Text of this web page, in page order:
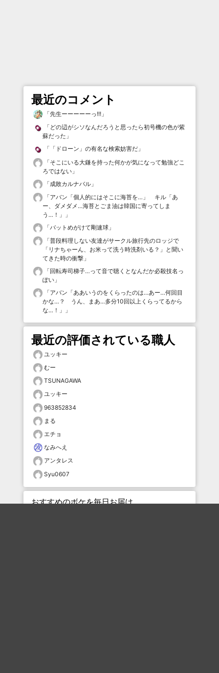
最近のコメント
「先生ーーーーーっ!!! 」
「 どの辺がシソなんだろうと思ったら初号機の色が紫
蘇だった 」
「 「ドローン」の有名な検索妨害だ 」
「そこにいる大鎌を持った何かが気になって勉強どこ
ろではない 」
「成敗カルナバル 」
「アバン「個人的にはそこに海苔を…」 キル「あ
ー、ダメダメ…海苔とごま油は韓国に寄ってしま
う…！」
」
「バットめがけて剛速球 」
「普段料理しない友達がサークル旅行先のロッジで
「リナちゃーん、お米って洗う時洗剤いる？」と聞い
てきた時の衝撃 」
「回転寿司梯子…って音で聴くとなんだか必殺技名っ
ぽい 」
「アバン「ああいうのをくらったのは…あー…何回目
かな…？ うん、まあ…多分10回以上くらってるから
な…！」
」
最近の評価されている職人
ユッキー
むー
TSUNAGAWA
ユッキー
963852834
まる
エチョ
なみへえ
アンタレス
Syu0607
おすすめのボケを毎日お届け